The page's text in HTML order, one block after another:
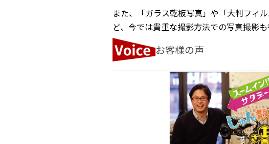
また、「ガラス乾板写真」や「大判フィ
ど、今では貴重な撮影方法での写真撮影も
お客様の声